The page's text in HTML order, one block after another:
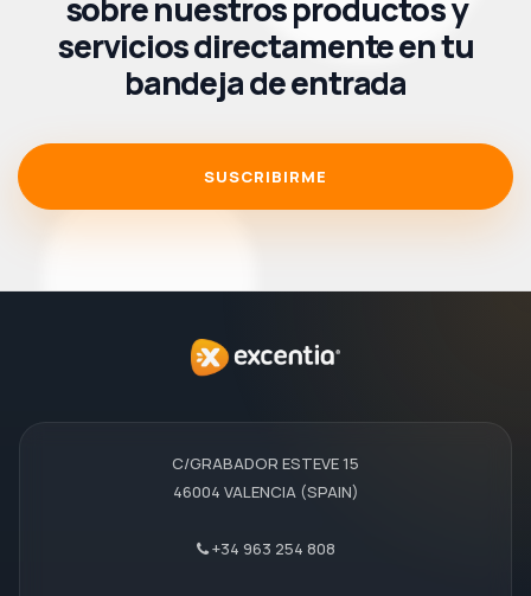
servicios directamente en tu
bandeja de entrada
SUSCRIBIRME
C/GRABADOR ESTEVE 15
46004 VALENCIA (SPAIN)
+34 963 254 808